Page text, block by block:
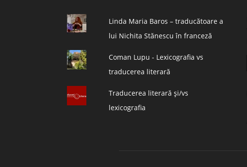
Linda Maria Baros – traducătoare a
lui Nichita Stănescu în franceză
Coman Lupu - Lexicografia vs
traducerea literară
Traducerea literară și/vs
lexicografia